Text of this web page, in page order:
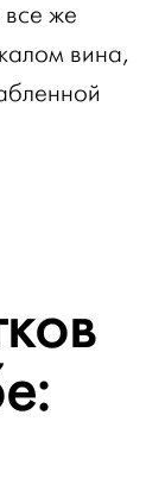
все же
вина,